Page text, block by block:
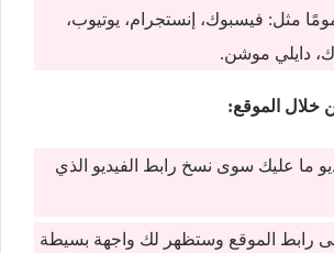
مثل: فيسبوك، إنستجرام، يوتيوب،
دايلي موشن.
خلال الموقع:
ما عليك سوى نسخ رابط الفيديو الذي
رابط الموقع وستظهر لك واجهة بسيطة